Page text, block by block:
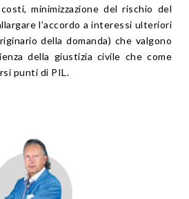
minimizzazione del rischio del
l’accordo a interessi ulteriori
della domanda) che valgono
della giustizia civile che come
punti di PIL.